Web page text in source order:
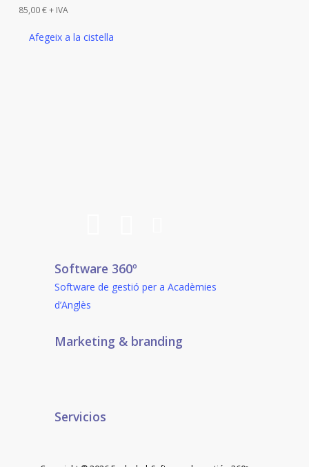
Afegeix a la cistella
85,00€+ IVA
Software 360º
Software de gestió per a Acadèmies
d’Anglès
Marketing & branding
Servicios